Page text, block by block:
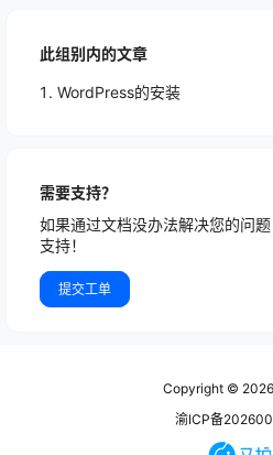
此组别内的文章
WordPress的安装
需要支持？
如果通过文档没办法解决您的问
支持！
提交工单
Copyright © 2026
渝ICP备